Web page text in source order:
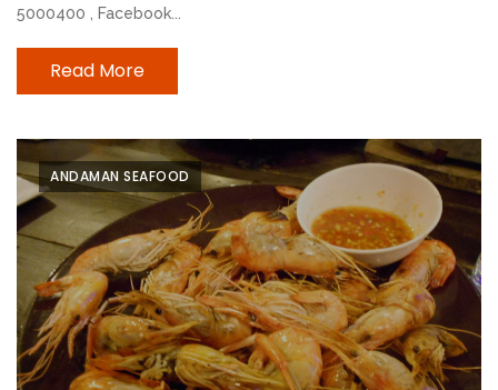
ที่
ต้อง
พลาด
สำหรับ
ฤดู
หนาว
นี้
กับ
PING
FAI
5000400 , Facebook...
Read More
ANDAMAN SEAFOOD